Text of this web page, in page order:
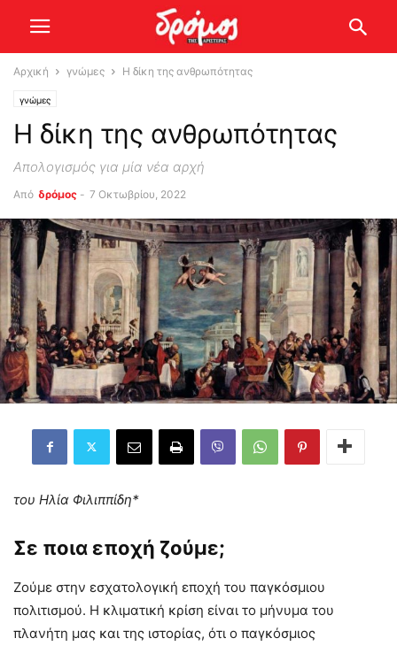
Αρχική γνώμες Η δίκη της ανθρωπότητας
γνώμες
Η δίκη της ανθρωπότητας
Απολογισμός για μία νέα αρχή
Από δρόμος - 7 Οκτωβρίου, 2022
του Ηλία Φιλιππίδη*
Σε ποια εποχή ζούμε;
Ζούμε στην εσχατολογική εποχή του παγκόσμιου
πολιτισμού. Η κλιματική κρίση είναι το μήνυμα του
πλανήτη μας και της ιστορίας, ότι ο παγκόσμιος